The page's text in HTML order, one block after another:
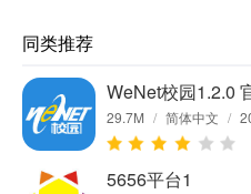
同类推荐
WeNet校园1.2.0
29.7M / 简体中文 /
5656平台1